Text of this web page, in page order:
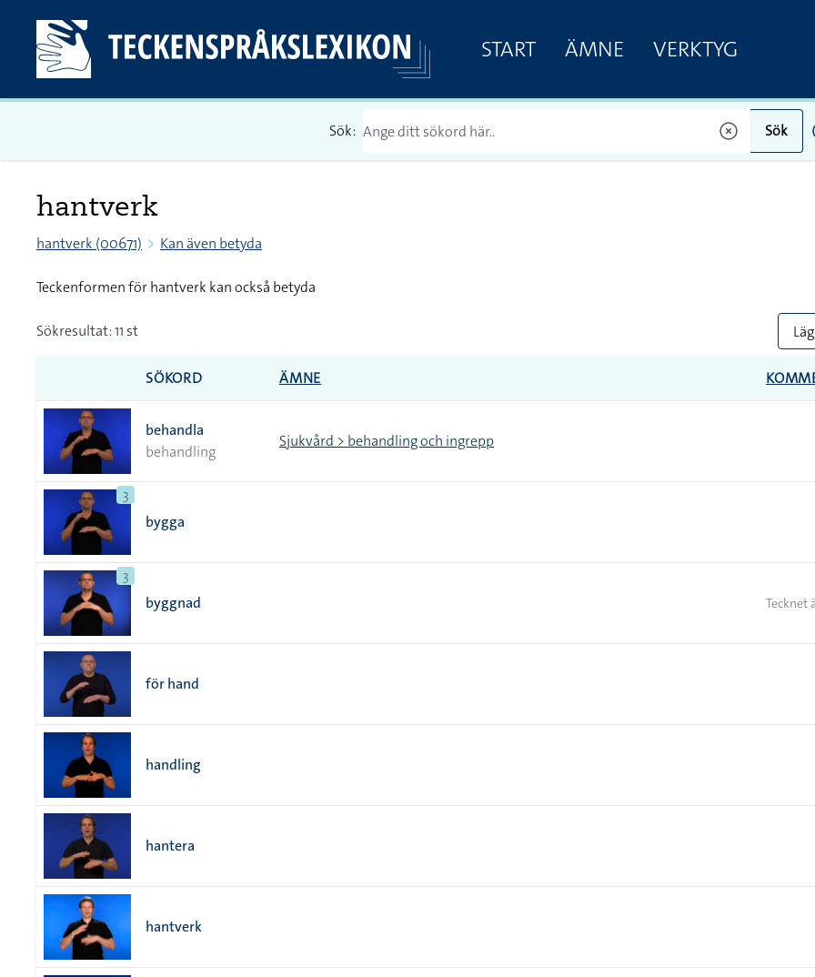
START ÄMNE VERKTYG
Sök: Sök
hantverk
hantverk (00671) Kan även betyda
Teckenformen för hantverk kan också betyda
Sökresultat: 11 st
SÖKORD ÄMNE
behandla
behandling
Sjukvård > behandling och ingrepp
3
bygga
3
byggnad Tecknet
för hand
handling
hantera
hantverk